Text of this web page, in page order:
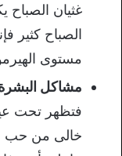
غثيان الصباح
الصباح كثير
مستوى
مشاكل
فتظهر تحت
خالى من حب